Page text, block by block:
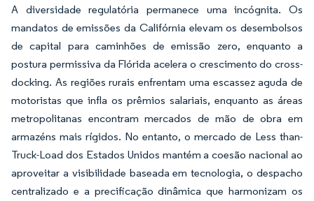
A diversidade regulatória permanece uma incógnita. Os
mandatos de emissões da Califórnia elevam os desembolsos
de capital para caminhões de emissão zero, enquanto a
postura permissiva da Flórida acelera o crescimento do cross-
docking. As regiões rurais enfrentam uma escassez aguda de
motoristas que infla os prêmios salariais, enquanto as áreas
metropolitanas encontram mercados de mão de obra em
armazéns mais rígidos. No entanto, o mercado de Less than-
Truck-Load dos Estados Unidos mantém a coesão nacional ao
aproveitar a visibilidade baseada em tecnologia, o despacho
centralizado e a precificação dinâmica que harmonizam os